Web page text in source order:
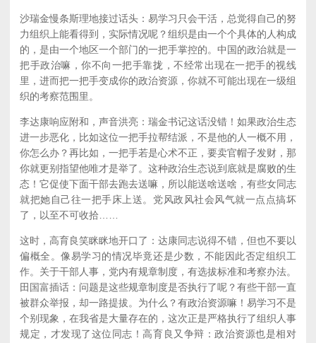
沙瑞金慢条斯理地接过话头：易学习只会干活，总觉得自己的努
力组织上能看得到，实际情况呢？组织是由一个个具体的人构成
的，是由一个地区一个部门的一把手掌控的。中国的政治就是一
把手政治嘛，你不向一把手靠拢，不经常出现在一把手的视线
里，进而把一把手变成你的政治资源，你就不可能出现在一级组
织的考察范围里。
李达康响应附和，声音洪亮：瑞金书记这话没错！如果政治生态
进一步恶化，比如这位一把手拉帮结派，不是他的人一概不用，
你怎么办？再比如，一把手若是心术不正，要卖官帽子发财，那
你就更别指望他唯才是举了。这种政治生态说到底就是腐败的生
态！它促使下面干部去跑去送嘛，所以能送啥送啥，有些女同志
就把她自己往一把手床上送。党风政风社会风气就一点点搞坏
了，以至不可收拾……
这时，高育良笑眯眯地开口了：达康同志说得不错，但也不要以
偏概全。像易学习的情况毕竟还是少数，不能因此否定组织工
作。关于干部人事，党内有规章制度，有选拔标准和考察办法。
田国富插话：问题是这些规章制度是否执行了呢？有些干部一直
被群众举报，却一路提拔。为什么？有政治资源嘛！易学习不是
个别现象，在我省是大量存在的，这次正是严格执行了组织人事
规定，才发现了这位同志！高育良又争辩：政治资源也是相对